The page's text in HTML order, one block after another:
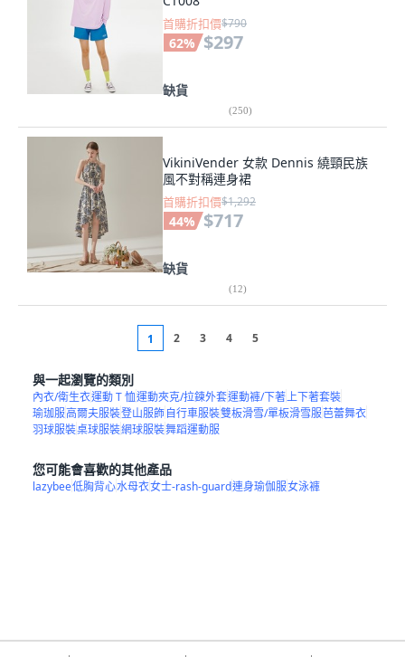
首購折扣價$790
62% $297
缺貨
(250)
VikiniVender 女款 Dennis 繞頸民族
風不對稱連身裙
首購折扣價$1,292
44% $717
缺貨
(12)
1 2 3 4 5
與一起瀏覽的類別
內衣/衛生衣運動 T 恤運動夾克/拉鍊外套運動褲/下著上下著套裝
瑜珈服高爾夫服裝登山服飾自行車服裝雙板滑雪/單板滑雪服芭蕾舞衣
羽球服裝桌球服裝網球服裝舞蹈運動服
您可能會喜歡的其他產品
lazybee低胸背心水母衣女士-rash-guard連身瑜伽服女泳褲